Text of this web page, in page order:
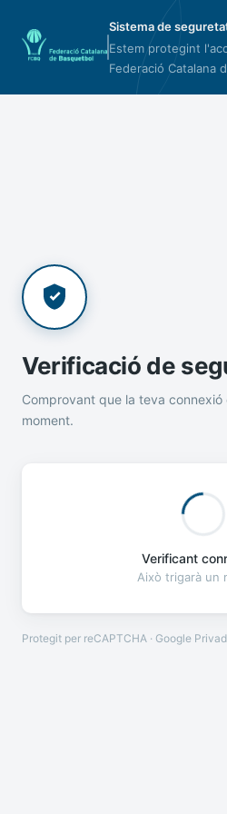
Sistema de
Estem protegint
Federació Catalana
Verificació de
Comprovant que la teva connexió
moment.
Verificant
Això trigarà un
Protegit per reCAPTCHA · Google